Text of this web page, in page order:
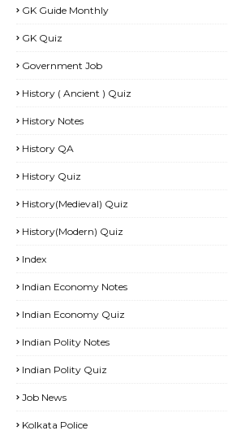
GK Guide Monthly
GK Quiz
Government Job
History ( Ancient ) Quiz
History Notes
History QA
History Quiz
History(Medieval) Quiz
History(Modern) Quiz
Index
Indian Economy Notes
Indian Economy Quiz
Indian Polity Notes
Indian Polity Quiz
Job News
Kolkata Police